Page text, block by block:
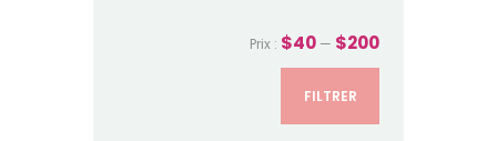
FILTRER
Prix : $40 — $200